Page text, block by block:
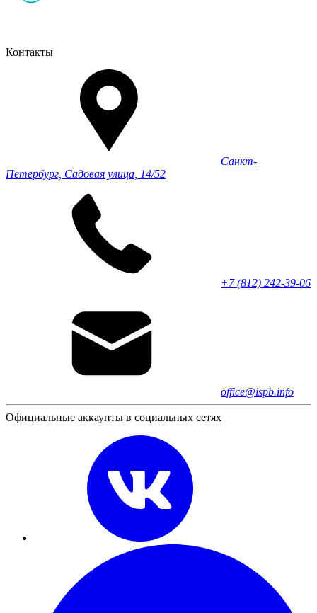
Контакты
Санкт-
Петербург, Садовая улица, 14/52
+7 (812) 242-39-06
office@ispb.info
Официальные аккаунты в социальных сетях